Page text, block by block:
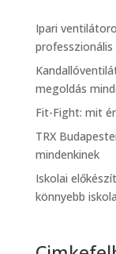
Ipari
megoldás
Fit-Fight: mit
TRX
mindenkinek
Iskolai
könnyebb